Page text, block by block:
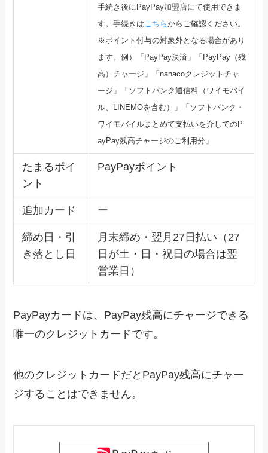
手続き後にPayPay加盟店にて使用できま
す。手続きは こちらからご確認ください。
※ポイント付与の対象外となる場合があり
ます。例）「PayPay決済」「PayPay（残
高）チャージ」「nanacoクレジットチャ
ージ」「ソフトバンク通信料（ワイモバイ
ル、LINEMOを含む）」「ソフトバンク・
ワイモバイルまとめて支払いを介してのP
ayPay残高チャージのご利用分」
たまるポイ
ント
PayPayポイント
追加カード ー
締め日・引
き落とし日
月末締め・翌月27日払い（27
日が土・日・祝日の場合は翌
営業日）
PayPayカードは、PayPay残高にチャージできる
唯一のクレジットカードです。
他のクレジットカードだとPayPay残高にチャー
ジすることはできません。